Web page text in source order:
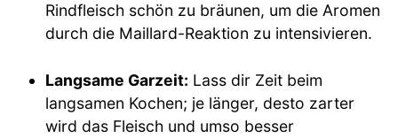
Rindfleisch schön zu bräunen, um die Aromen
durch die Maillard-Reaktion zu intensivieren.
Langsame Garzeit: Lass dir Zeit beim
langsamen Kochen; je länger, desto zarter
wird das Fleisch und umso besser